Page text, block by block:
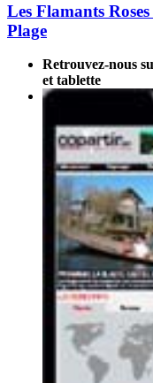
Les Flamants
Plage
Retrouvez-nous
et tablette